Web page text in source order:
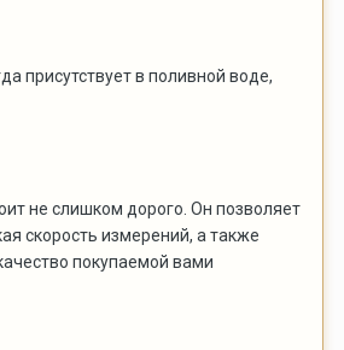
присутствует в поливной воде,
не слишком дорого. Он позволяет
скорость измерений, а также
покупаемой вами